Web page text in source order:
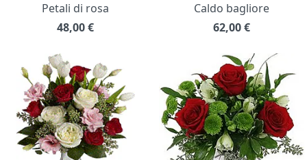
Petali di rosa
48,00€
Caldo bagliore
62,00€